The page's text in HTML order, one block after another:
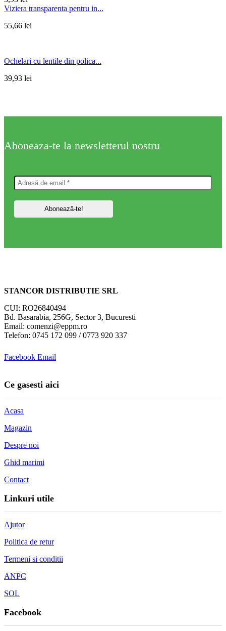
Viziera transparenta pentru in...
55,66 lei
Ochelari cu lentile din polica...
39,93 lei
Aboneaza-te la newsletterul nostru
STANCOR DISTRIBUTIE SRL
CUI: RO26840494
Bd. Basarabia, 256G, Sector 3, Bucuresti
Email: comenzi@eppm.ro
Telefon: 0745 172 099 / 0773 920 337
Facebook Email
Ce gasesti aici
Acasa
Magazin
Despre noi
Ghid marimi
Contact
Linkuri utile
Ajutor
Politica de retur
Termeni si conditii
ANPC
SOL
Facebook